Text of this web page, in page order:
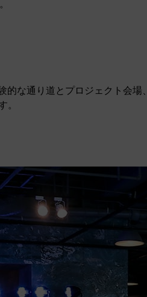
な通り道とプロジェクト会場、
。